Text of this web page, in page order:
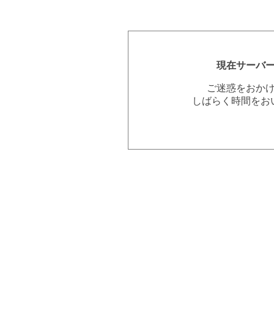
現在サーバ
ご迷惑をおか
しばらく時間を